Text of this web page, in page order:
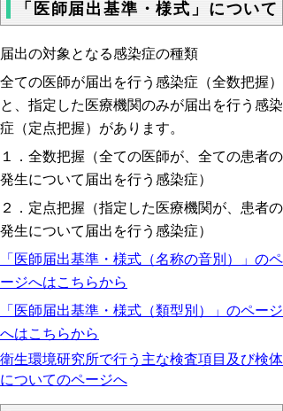
「医師届出基準・様式」について
届出の対象となる感染症の種類
全ての医師が届出を行う感染症（全数把握）
と、指定した医療機関のみが届出を行う感染
症（定点把握）があります。
１．全数把握（全ての医師が、全ての患者の
発生について届出を行う感染症）
２．定点把握（指定した医療機関が、患者の
発生について届出を行う感染症）
「医師届出基準・様式（名称の音別）」のペ
ージへはこちらから
「医師届出基準・様式（類型別）」のページ
へはこちらから
衛生環境研究所で行う主な検査項目及び検体
についてのページへ